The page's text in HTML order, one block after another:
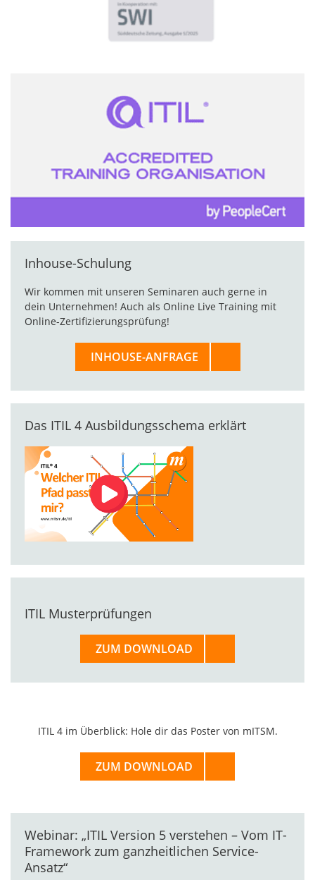
Inhouse-Schulung
Wir kommen mit unseren Seminaren auch gerne in
dein Unternehmen! Auch als Online Live Training mit
Online-Zertifizierungsprüfung!
INHOUSE-ANFRAGE
Das ITIL 4 Ausbildungsschema erklärt
ITIL Musterprüfungen
ZUM DOWNLOAD
ITIL 4 im Überblick: Hole dir das Poster von mITSM.
ZUM DOWNLOAD
Webinar: „ITIL Version 5 verstehen – Vom IT-
Framework zum ganzheitlichen Service-
Ansatz“